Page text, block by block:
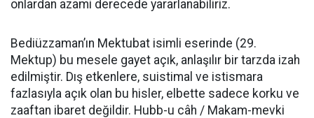
onlardan azami derecede yararlanabiliriz.
Bediüzzaman’ın Mektubat isimli eserinde (29.
Mektup) bu mesele gayet açık, anlaşılır bir tarzda izah
edilmiştir. Dış etkenlere, suistimal ve istismara
fazlasıyla açık olan bu hisler, elbette sadece korku ve
zaaftan ibaret değildir. Hubb-u câh / Makam-mevki